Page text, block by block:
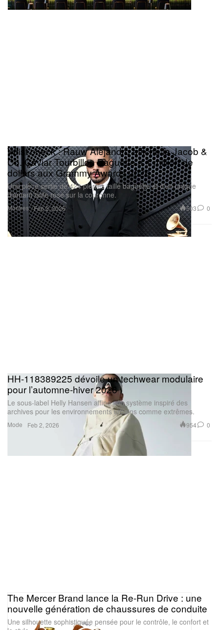
Montres
Wrist check : Rauw Alejandro affiche la Jacob &
Co. Caviar Tourbillon Baguette à 1 million de
dollars aux Grammy Awards 2026
Une pièce sertie de 424 pierres taille baguette et d’un unique
diamant taille rose sur la couronne.
Feb 2, 2026 503 0
Mode
HH-118389225 dévoile un techwear modulaire
pour l’automne-hiver 2026
Le sous-label Helly Hansen affine son système inspiré des
archives pour les environnements urbains comme extrêmes.
Feb 2, 2026 954 0
The Mercer Brand lance la Re-Run Drive : une
nouvelle génération de chaussures de conduite
Une silhouette sophistiquée pensée pour le contrôle, le confort et